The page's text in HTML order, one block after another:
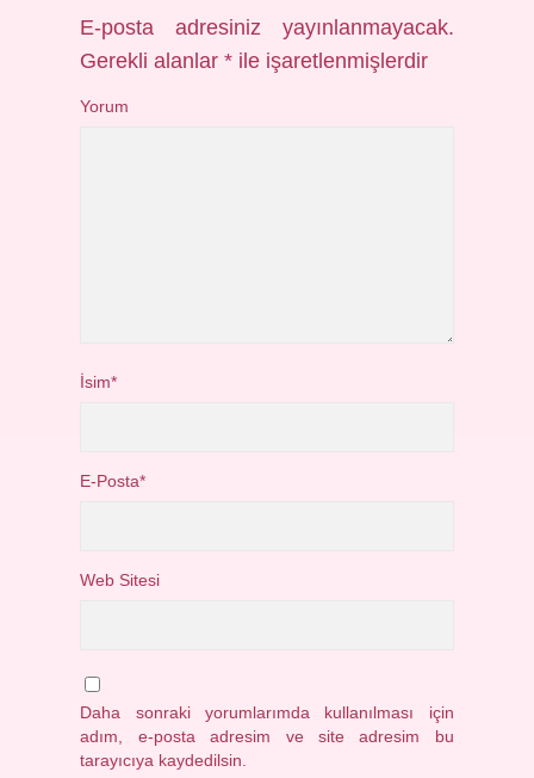
E-posta adresiniz yayınlanmayacak.
Gerekli alanlar* ile işaretlenmişlerdir
Yorum
İsim*
E-Posta*
Web Sitesi
Daha sonraki yorumlarımda kullanılması için
adım, e-posta adresim ve site adresim bu
tarayıcıya kaydedilsin.